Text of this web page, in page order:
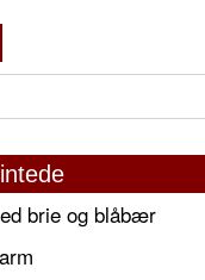
brie og blåbær